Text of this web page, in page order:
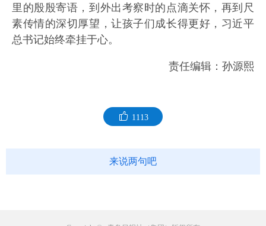
里的殷殷寄语，到外出考察时的点滴关怀，再到尺
素传情的深切厚望，让孩子们成长得更好，习近平
总书记始终牵挂于心。
责任编辑：孙源熙
1113
来说两句吧